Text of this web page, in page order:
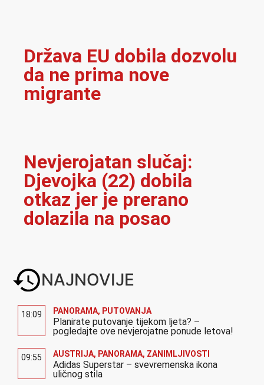
Država EU dobila dozvolu
da ne prima nove
migrante
Nevjerojatan slučaj:
Djevojka (22) dobila
otkaz jer je prerano
dolazila na posao
NAJNOVIJE
18:09 PANORAMA, PUTOVANJA
Planirate putovanje tijekom ljeta? –
pogledajte ove nevjerojatne ponude letova!
09:55 AUSTRIJA, PANORAMA, ZANIMLJIVOSTI
Adidas Superstar – svevremenska ikona
uličnog stila